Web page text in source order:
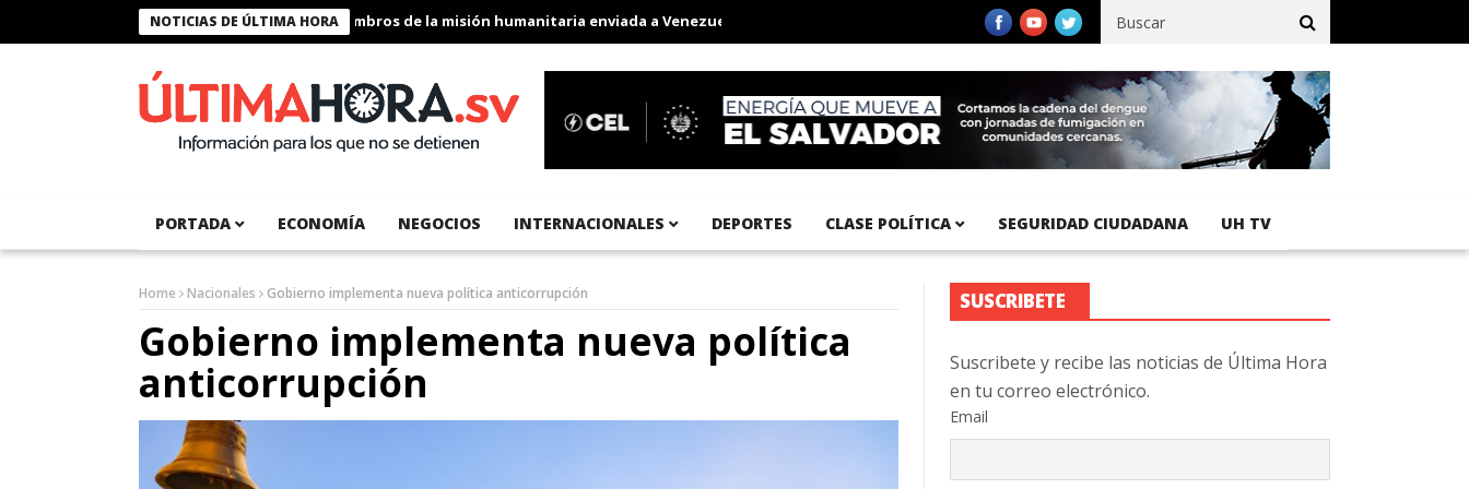
NOTICIAS DE ÚLTIMA HORA
Presidente Bukele condecora a miembros de la misión humanitaria enviada a Venezuela Aeropuerto Internacional del Pacífico registra 92 % de avance en obras de terracería
PORTADA ECONOMÍA NEGOCIOS INTERNACIONALES DEPORTES CLASE POLÍTICA SEGURIDAD CIUDADANA UH TV
Home Nacionales Gobierno implementa nueva política anticorrupción
Gobierno implementa nueva política
anticorrupción
SUSCRIBETE
Suscribete y recibe las noticias de Última Hora
en tu correo electrónico.
Email